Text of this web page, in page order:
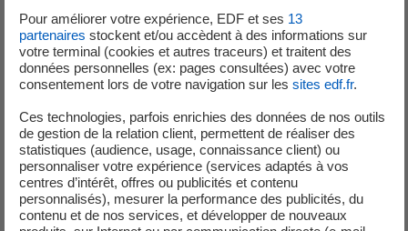
CGV gaz
Réussir votre décarbonation
Suivre et piloter vos consommations
Rénover & construire des bâtiments durables
Sécuriser votre réseau électrique
Décarboner votre territoire
Pour améliorer votre expérience, EDF et ses 13
partenaires stockent et/ou accèdent à des informations sur
votre terminal (cookies et autres traceurs) et traitent des
données personnelles (ex: pages consultées) avec votre
consentement lors de votre navigation sur les sites edf.fr.
Ces technologies, parfois enrichies des données de nos outils
de gestion de la relation client, permettent de réaliser des
statistiques (audience, usage, connaissance client) ou
personnaliser votre expérience (services adaptés à vos
centres d’intérêt, offres ou publicités et contenu
personnalisés), mesurer la performance des publicités, du
contenu et de nos services, et développer de nouveaux